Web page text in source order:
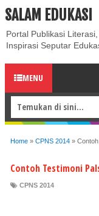
ABOUT CONTACT US
SALAM EDUKASI
Portal Publikasi
Inspirasi Seputar
MENU
Home » CPNS 2014 »
Contoh Testimoni
CPNS 2014